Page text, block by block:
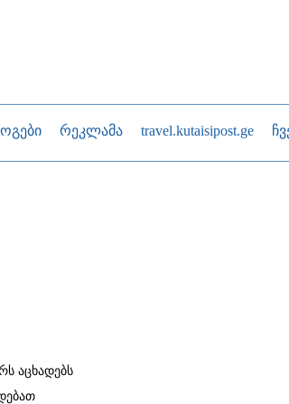
რეკლამა travel.kutaisipost.ge
აცხადებს